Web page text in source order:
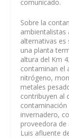
comunicado.
Sobre la
ambientalistas
alternativas es
una planta
altura del Km
contaminan el
nitrógeno,
metales
contribuyen al
invernadero,
proveedora de
Luis afluente